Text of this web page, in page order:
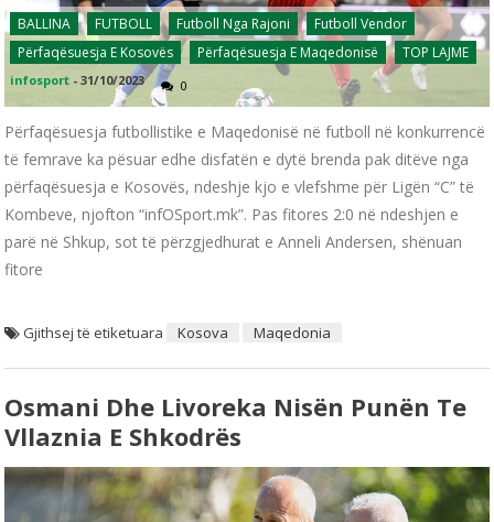
BALLINA FUTBOLL Futboll Nga Rajoni
Futboll Vendor
Përfaqësuesja E Kosovës
Përfaqësuesja E Maqedonisë TOP LAJME
infosport -31/10/2023 0
Përfaqësuesja futbollistike e Maqedonisë në futboll në konkurrencë
të femrave ka pësuar edhe disfatën e dytë brenda pak ditëve nga
përfaqësuesja e Kosovës, ndeshje kjo e vlefshme për Ligën “C” të
Kombeve, njofton “infOSport.mk”. Pas fitores 2:0 në ndeshjen e
parë në Shkup, sot të përzgjedhurat e Anneli Andersen, shënuan
fitore
Gjithsej të etiketuara Kosova Maqedonia
Osmani Dhe Livoreka Nisën Punën Te
Vllaznia E Shkodrës